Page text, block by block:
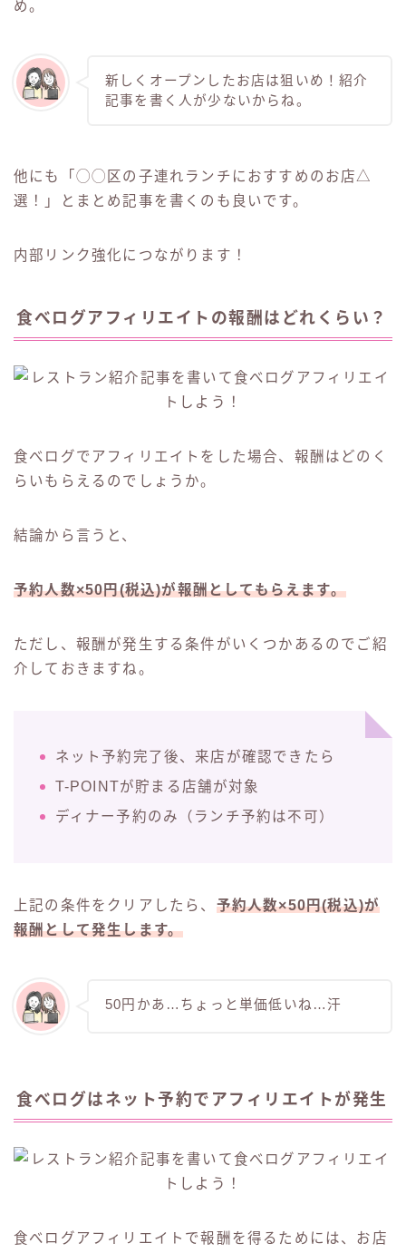
め。
新しくオープンしたお店は狙いめ！紹介
記事を書く人が少ないからね。
他にも「◯◯区の子連れランチにおすすめのお店△
選！」とまとめ記事を書くのも良いです。
内部リンク強化につながります！
食べログアフィリエイトの報酬はどれくらい？
食べログでアフィリエイトをした場合、報酬はどのく
らいもらえるのでしょうか。
結論から言うと、
予約人数×50円(税込)が報酬としてもらえます。
ただし、報酬が発生する条件がいくつかあるのでご紹
介しておきますね。
ネット予約完了後、来店が確認できたら
T-POINTが貯まる店舗が対象
ディナー予約のみ（ランチ予約は不可）
上記の条件をクリアしたら、 予約人数×50円(税込)が
報酬として発生します。
50円かあ…ちょっと単価低いね…汗
食べログはネット予約でアフィリエイトが発生
食べログアフィリエイトで報酬を得るためには、お店